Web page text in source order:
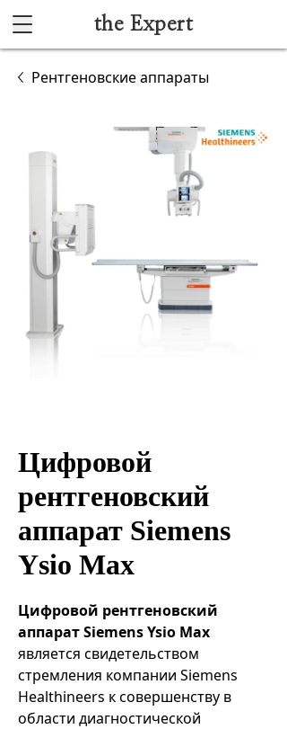
the Expert
Анестезиология и реанимация
Лучевая диагностика
Ультразвуковая диагностика
Офтальмологическое оборудование
Рентгеновские аппараты
Цифровой
рентгеновский
аппарат Siemens
Ysio Max
Цифровой рентгеновский
аппарат Siemens Ysio Max
является свидетельством
стремления компании Siemens
Healthineers к совершенству в
области диагностической